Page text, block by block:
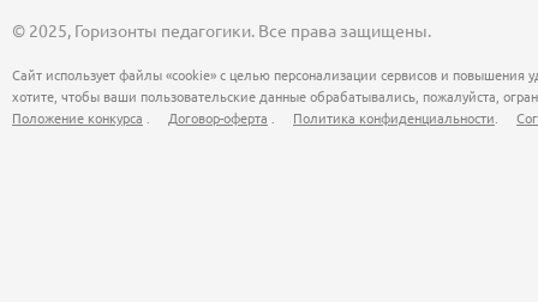
© 2025, Горизонты педагогики. Все права защищены.
Сайт использует файлы «cookie» с целью персонализации сервисов и повышения
хотите, чтобы ваши пользовательские данные обрабатывались, пожалуйста,
Положение конкурса
Договор-оферта Политика конфиденциальности